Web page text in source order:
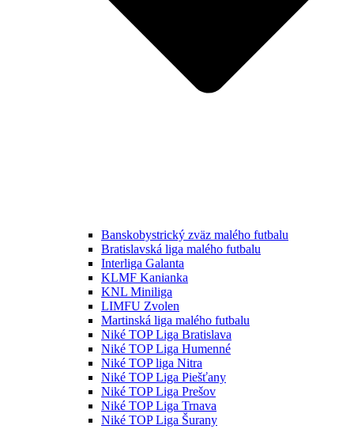
Banskobystrický zväz malého futbalu
Bratislavská liga malého futbalu
Interliga Galanta
KLMF Kanianka
KNL Miniliga
LIMFU Zvolen
Martinská liga malého futbalu
Niké TOP Liga Bratislava
Niké TOP Liga Humenné
Niké TOP liga Nitra
Niké TOP Liga Piešťany
Niké TOP Liga Prešov
Niké TOP Liga Trnava
Niké TOP Liga Šurany